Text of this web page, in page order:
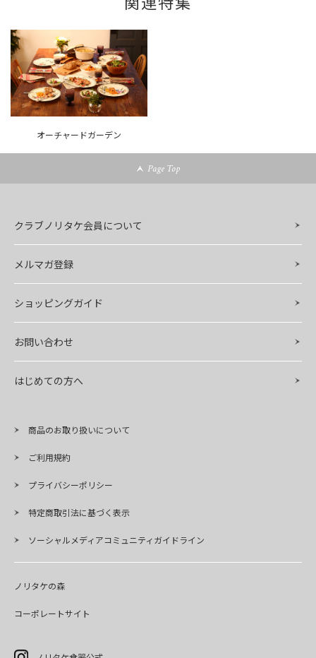
オーチャードガーデン
Page Top
クラブノリタケ会員について
メルマガ登録
ショッピングガイド
お問い合わせ
はじめての方へ
商品のお取り扱いについて
ご利用規約
プライバシーポリシー
特定商取引法に基づく表示
ソーシャルメディアコミュニティガイドライン
ノリタケの森
コーポレートサイト